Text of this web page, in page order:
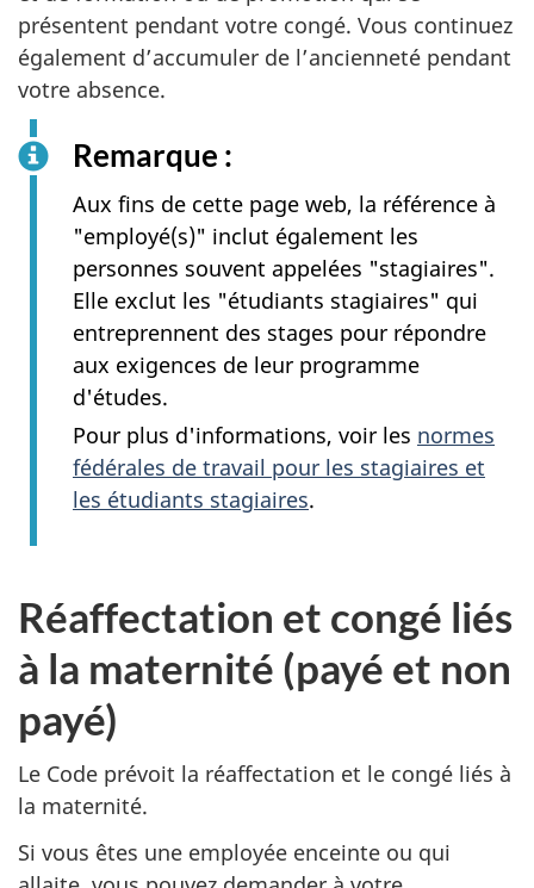
présentent pendant votre congé. Vous continuez
également d’accumuler de l’ancienneté pendant
votre absence.
Remarque :
Aux fins de cette page web, la référence à
"employé(s)" inclut également les
personnes souvent appelées "stagiaires".
Elle exclut les "étudiants stagiaires" qui
entreprennent des stages pour répondre
aux exigences de leur programme
d'études.
Pour plus d'informations, voir les normes
fédérales de travail pour les stagiaires et
les étudiants stagiaires.
Réaffectation et congé liés
à la maternité (payé et non
payé)
Le Code prévoit la réaffectation et le congé liés à
la maternité.
Si vous êtes une employée enceinte ou qui